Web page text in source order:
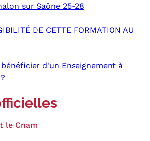
sur Saône 25-28
DE CETTE FORMATION AU
d'un Enseignement à
le Cnam